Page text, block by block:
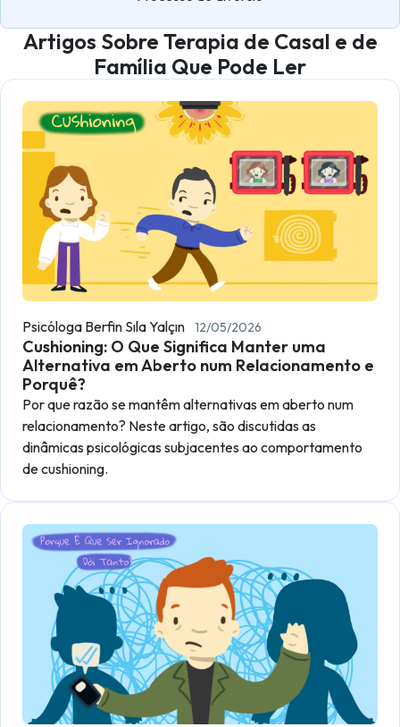
Artigos Sobre Terapia de Casal e de
Família Que Pode Ler
Psicóloga Berfin Sıla Yalçın 12/05/2026
Cushioning: O Que Significa Manter uma
Alternativa em Aberto num Relacionamento e
Porquê?
Por que razão se mantêm alternativas em aberto num
relacionamento? Neste artigo, são discutidas as
dinâmicas psicológicas subjacentes ao comportamento
de cushioning.